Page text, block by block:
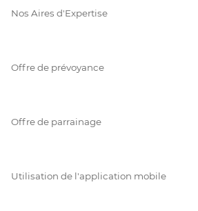
Nos Aires d'Expertise
Offre de prévoyance
Offre de parrainage
Utilisation de l'application mobile